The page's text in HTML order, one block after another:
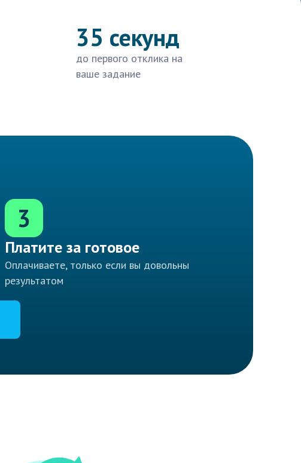
35 секунд
до первого отклика на
ваше задание
3
Платите за готовое
Оплачиваете, только если вы довольны
результатом